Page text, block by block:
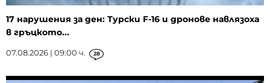
17 нарушения за ден: Турски F-16 и дронове навлязоха
в гръцкото...
07.08.2026 | 09:00 ч. 28